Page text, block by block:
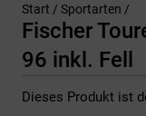
Start / Sportarten /
Fischer
96 inkl. Fell
Dieses Produkt ist